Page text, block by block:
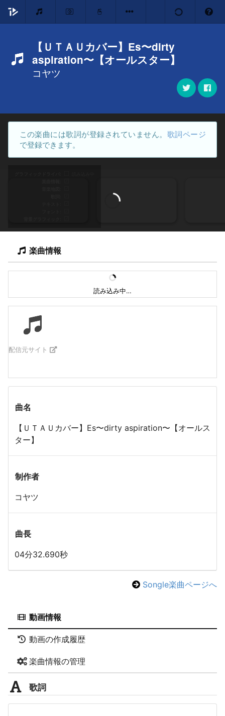
【ＵＴＡＵカバー】Es〜dirty
aspiration〜【オールスター】
コヤツ
この楽曲には歌詞が登録されていません。 歌詞ページ
で登録できます。
楽曲情報
読み込み中…
配信元サイト
曲名
【ＵＴＡＵカバー】Es〜dirty aspiration〜【オールス
ター】
制作者
コヤツ
曲長
04分32.690秒
Songle楽曲ページへ
動画情報
動画の作成履歴
楽曲情報の管理
歌詞